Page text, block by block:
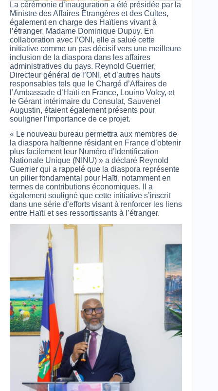
La cérémonie d’inauguration a été présidée par la
Ministre des Affaires Étrangères et des Cultes,
également en charge des Haïtiens vivant à
l’étranger, Madame Dominique Dupuy. En
collaboration avec l’ONI, elle a salué cette
initiative comme un pas décisif vers une meilleure
inclusion de la diaspora dans les affaires
administratives du pays. Reynold Guerrier,
Directeur général de l’ONI, et d’autres hauts
responsables tels que le Chargé d’Affaires de
l’Ambassade d’Haïti en France, Louino Volcy, et
le Gérant intérimaire du Consulat, Sauvenel
Augustin, étaient également présents pour
souligner l’importance de ce projet.
« Le nouveau bureau permettra aux membres de
la diaspora haïtienne résidant en France d’obtenir
plus facilement leur Numéro d’Identification
Nationale Unique (NINU) » a déclaré Reynold
Guerrier qui a rappelé que la diaspora représente
un pilier fondamental pour Haïti, notamment en
termes de contributions économiques. Il a
également souligné que cette initiative s’inscrit
dans une série d’efforts visant à renforcer les liens
entre Haïti et ses ressortissants à l’étranger.